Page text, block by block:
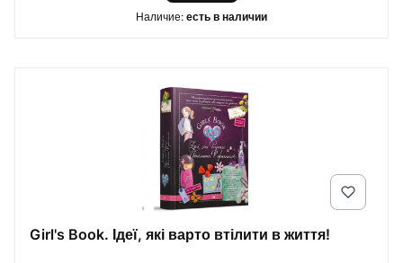
Наличие: есть в наличии
Girl's Book. Ідеї, які варто втілити в життя!